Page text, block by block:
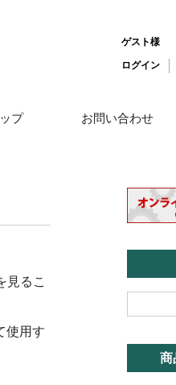
ゲスト様
ログイン
プ お問い合わせ
見るこ
使用す
商